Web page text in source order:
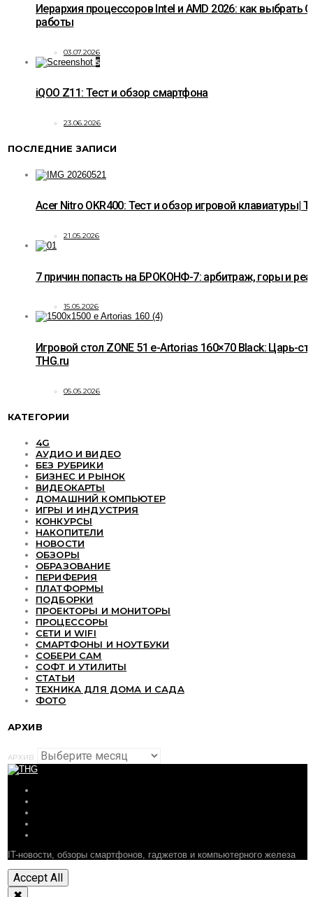
Иерархия процессоров Intel и AMD 2026: как выбрать
работы
03.07.2026
5
iQOO Z11: Тест и обзор смартфона
23.06.2026
ПОСЛЕДНИЕ ЗАПИСИ
Acer Nitro OKR400: Тест и обзор игровой клавиатуры|
21.05.2026
7 причин попасть на БРОКОНФ-7: арбитраж, горы и
15.05.2026
Игровой стол ZONE 51 e-Artorias 160×70 Black: Царь-
THG.ru
05.05.2026
КАТЕГОРИИ
4G
АУДИО И ВИДЕО
БЕЗ РУБРИКИ
БИЗНЕС И РЫНОК
ВИДЕОКАРТЫ
ДОМАШНИЙ КОМПЬЮТЕР
ИГРЫ И ИНДУСТРИЯ
КОНКУРСЫ
НАКОПИТЕЛИ
НОВОСТИ
ОБЗОРЫ
ОБРАЗОВАНИЕ
ПЕРИФЕРИЯ
ПЛАТФОРМЫ
ПОДБОРКИ
ПРОЕКТОРЫ И МОНИТОРЫ
ПРОЦЕССОРЫ
СЕТИ И WIFI
СМАРТФОНЫ И НОУТБУКИ
СОБЕРИ САМ
СОФТ И УТИЛИТЫ
СТАТЬИ
ТЕХНИКА ДЛЯ ДОМА И САДА
ФОТО
АРХИВ
АРХИВ
IT-новости, обзоры смартфонов, гаджетов и компьютерного железа
Accept All